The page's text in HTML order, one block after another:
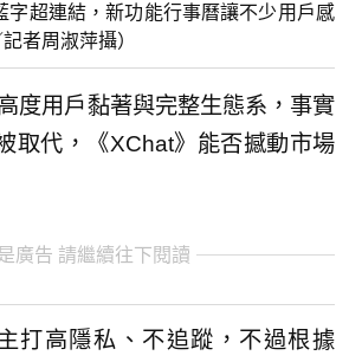
字超連結，新功能行事曆讓不少用戶感
者周淑萍攝）
度用戶黏著與完整生態系，事實
取代，《XChat》能否撼動市場
廣告 請繼續往下閱讀
打高隱私、不追蹤，不過根據